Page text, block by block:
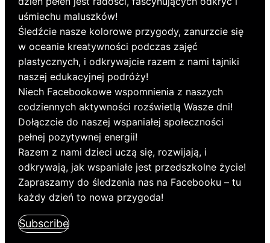
uśmiechu maluszków!
Śledźcie nasze kolorowe przygody, zanurzcie się
w oceanie kreatywności podczas zajęć
plastycznych, i odkrywajcie razem z nami tajniki
naszej edukacyjnej podróży!
Niech Facebookowe wspomnienia z naszych
codziennych aktywności rozświetlą Wasze dni!
Dołączcie do naszej wspaniałej społeczności
pełnej pozytywnej energii!
Razem z nami dzieci uczą się, rozwijają, i
odkrywają, jak wspaniałe jest przedszkolne życie!
Zapraszamy do śledzenia nas na Facebooku – tu
każdy dzień to nowa przygoda!
Subscribe